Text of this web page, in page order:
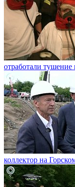
отработали тушение
коллектор на